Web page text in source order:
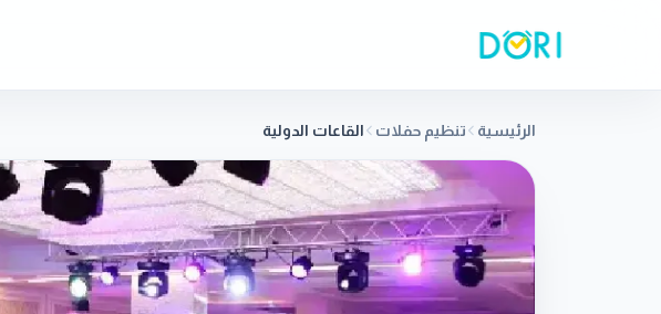
الرئيسية تنظيم حفلات القاعات الدولية